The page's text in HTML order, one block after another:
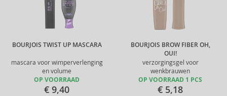
BOURJOIS TWIST UP MASCARA
mascara voor wimperverlenging
en volume
OP VOORRAAD
€ 9,40
BOURJOIS BROW FIBER OH,
OUI!
verzorgingsgel voor
wenkbrauwen
OP VOORRAAD 1 PCS
€ 5,18